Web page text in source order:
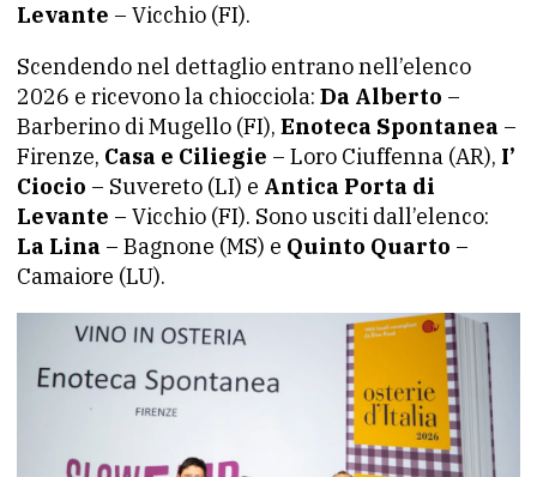
Levante – Vicchio (FI).
Scendendo nel dettaglio entrano nell’elenco
2026 e ricevono la chiocciola: Da Alberto –
Barberino di Mugello (FI), Enoteca Spontanea –
Firenze, Casa e Ciliegie – Loro Ciuffenna (AR), I’
Ciocio – Suvereto (LI) e Antica Porta di
Levante – Vicchio (FI). Sono usciti dall’elenco:
La Lina – Bagnone (MS) e Quinto Quarto –
Camaiore (LU).